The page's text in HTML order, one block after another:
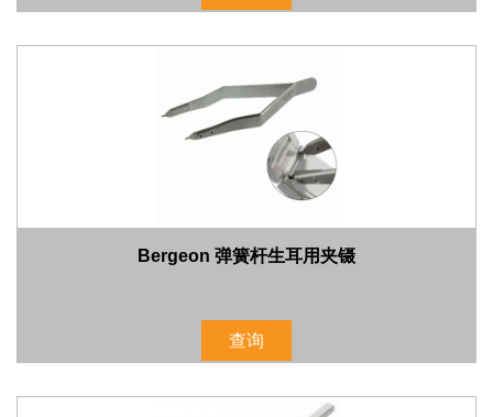
Bergeon 弹簧杆生耳用夹镊
查询